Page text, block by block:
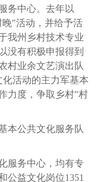
务中心。去年以
"活动，并给予活
我州乡村技术专业
没有积极申报得到
村业余文艺演出队
化活动的主力军基本
力度，争取乡村"村
本公共文化服务队
服务中心，均有专
公益文化岗位1351